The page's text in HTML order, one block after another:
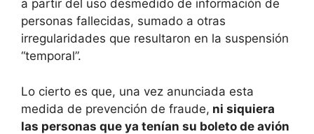
a partir del uso desmedido de información de
personas fallecidas, sumado a otras
irregularidades que resultaron en la suspensión
“temporal”.
Lo cierto es que, una vez anunciada esta
medida de prevención de fraude, ni siquiera
las personas que ya tenían su boleto de avión